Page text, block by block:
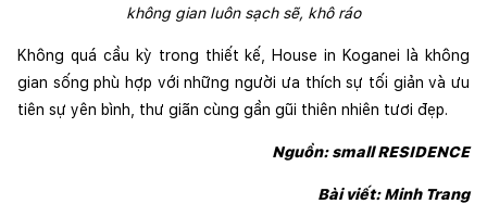
không gian luôn sạch sẽ, khô ráo
Không quá cầu kỳ trong thiết kế, House in Koganei là không
gian sống phù hợp với những người ưa thích sự tối giản và ưu
tiên sự yên bình, thư giãn cùng gần gũi thiên nhiên tươi đẹp.
Nguồn: small RESIDENCE
Bài viết: Minh Trang